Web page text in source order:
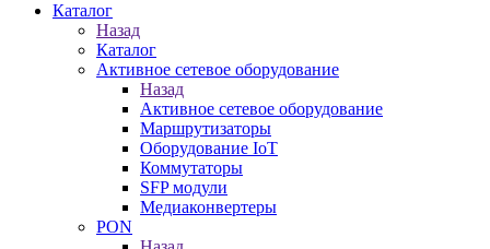
Каталог
Назад
Каталог
Активное сетевое оборудование
Назад
Активное сетевое оборудование
Маршрутизаторы
Оборудование IoT
Коммутаторы
SFP модули
Медиаконвертеры
PON